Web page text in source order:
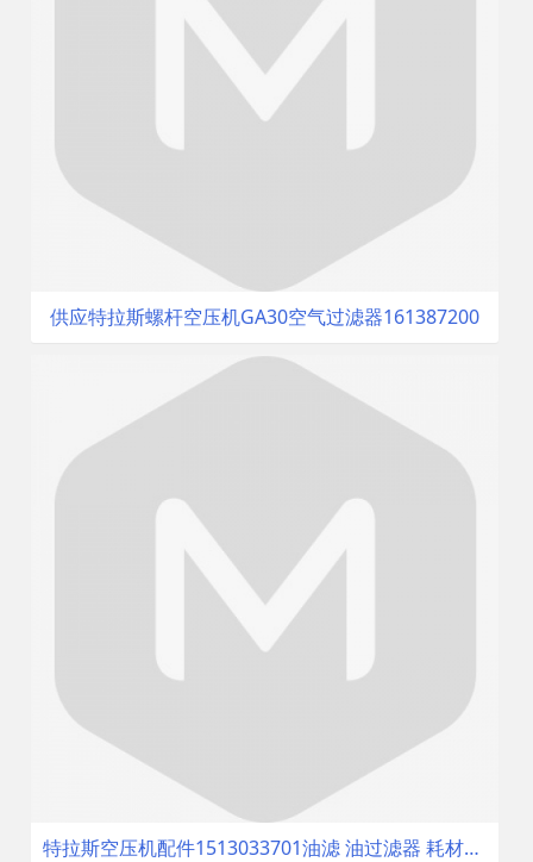
供应特拉斯螺杆空压机GA30空气过滤器161387200
特拉斯空压机配件1513033701油滤 油过滤器 耗材三滤